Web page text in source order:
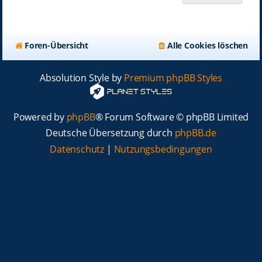
Foren-Übersicht Alle Cookies löschen
Absolution Style by Premium phpBB Styles
Powered by phpBB® Forum Software © phpBB Limited
Deutsche Übersetzung durch phpBB.de
Datenschutz | Nutzungsbedingungen